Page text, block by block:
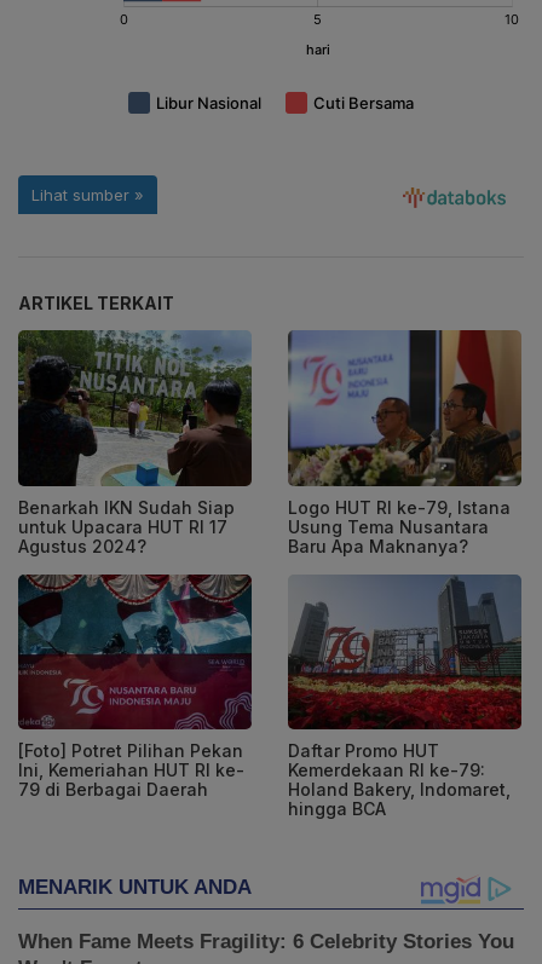
ARTIKEL TERKAIT
Benarkah IKN Sudah Siap
untuk Upacara HUT RI 17
Agustus 2024?
Logo HUT RI ke-79, Istana
Usung Tema Nusantara
Baru Apa Maknanya?
[Foto] Potret Pilihan Pekan
Ini, Kemeriahan HUT RI ke-
79 di Berbagai Daerah
Daftar Promo HUT
Kemerdekaan RI ke-79:
Holand Bakery, Indomaret,
hingga BCA